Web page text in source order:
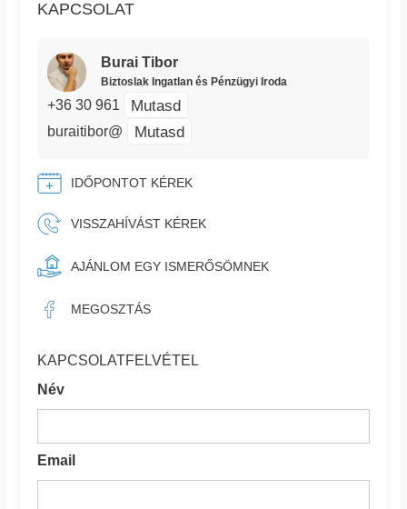
KAPCSOLAT
Burai Tibor
Biztoslak Ingatlan és Pénzügyi Iroda
+36 30 961 Mutasd
buraitibor@ Mutasd
IDŐPONTOT KÉREK
VISSZAHÍVÁST KÉREK
AJÁNLOM EGY ISMERŐSÖMNEK
MEGOSZTÁS
KAPCSOLATFELVÉTEL
Név
Email